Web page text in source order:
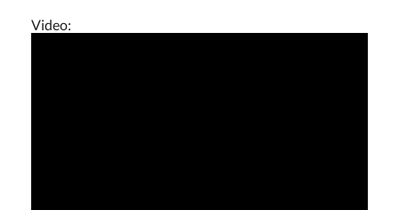
Video: